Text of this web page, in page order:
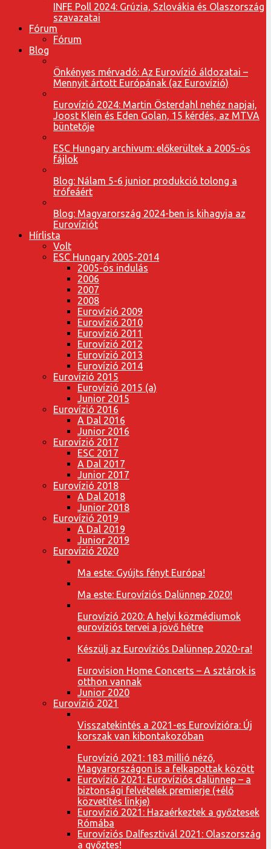
INFE Poll 2024: Grúzia, Szlovákia és Olaszország
szavazatai
Fórum
Fórum
Blog
Önkényes mérvadó: Az Eurovízió áldozatai –
Mennyit ártott Európának (az Eurovízió)
Eurovízió 2024: Martin Österdahl nehéz napjai,
Joost Klein és Eden Golan, 15 kérdés, az MTVA
büntetője
ESC Hungary archivum: előkerültek a 2005-ös
fájlok
Blog: Nálam 5-6 junior produkció tolong a
trófeáért
Blog: Magyarország 2024-ben is kihagyja az
Eurovíziót
Hírlista
Volt
ESC Hungary 2005-2014
2005-ös indulás
2006
2007
2008
Eurovízió 2009
Eurovízió 2010
Eurovízió 2011
Eurovízió 2012
Eurovízió 2013
Eurovízió 2014
Eurovízió 2015
Eurovízió 2015 (a)
Junior 2015
Eurovízió 2016
A Dal 2016
Junior 2016
Eurovízió 2017
ESC 2017
A Dal 2017
Junior 2017
Eurovízió 2018
A Dal 2018
Junior 2018
Eurovízió 2019
A Dal 2019
Junior 2019
Eurovízió 2020
Ma este: Gyújts fényt Európa!
Ma este: Eurovíziós Dalünnep 2020!
Eurovízió 2020: A helyi közmédiumok
eurovíziós tervei a jövő hétre
Készülj az Eurovíziós Dalünnep 2020-ra!
Eurovision Home Concerts – A sztárok is
otthon vannak
Junior 2020
Eurovízió 2021
Visszatekintés a 2021-es Eurovízióra: Új
korszak van kibontakozóban
Eurovízió 2021: 183 millió néző,
Magyarországon is a felkapottak között
Eurovízió 2021: Eurovíziós dalünnep – a
biztonsági felvételek premierje (+élő
közvetítés linkje)
Eurovízió 2021: Hazaérkeztek a győztesek
Rómába
Eurovíziós Dalfesztivál 2021: Olaszország
a győztes!